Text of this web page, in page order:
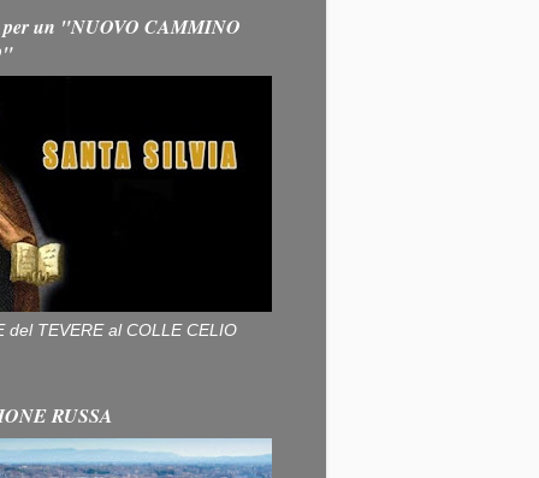
per un "NUOVO CAMMINO
del TEVERE al COLLE CELIO
RUSSA